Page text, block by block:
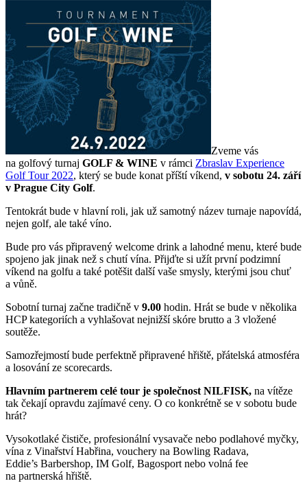
Zveme vás
na golfový turnaj GOLF & WINE v rámci Zbraslav Experience
Golf Tour 2022, který se bude konat příští víkend, v sobotu 24. září
v Prague City Golf.
Tentokrát bude v hlavní roli, jak už samotný název turnaje napovídá,
nejen golf, ale také víno.
Bude pro vás připravený welcome drink a lahodné menu, které bude
spojeno jak jinak než s chutí vína. Přijďte si užít první podzimní
víkend na golfu a také potěšit další vaše smysly, kterými jsou chuť
a vůně.
Sobotní turnaj začne tradičně v 9.00 hodin. Hrát se bude v několika
HCP kategoriích a vyhlašovat nejnižší skóre brutto a 3 vložené
soutěže.
Samozřejmostí bude perfektně připravené hřiště, přátelská atmosféra
a losování ze scorecards.
Hlavním partnerem celé tour je společnost NILFISK, na vítěze
tak čekají opravdu zajímavé ceny. O co konkrétně se v sobotu bude
hrát?
Vysokotlaké čističe, profesionální vysavače nebo podlahové myčky,
vína z Vinařství Habřina, vouchery na Bowling Radava,
Eddie’s Barbershop, IM Golf, Bagosport nebo volná fee
na partnerská hřiště.